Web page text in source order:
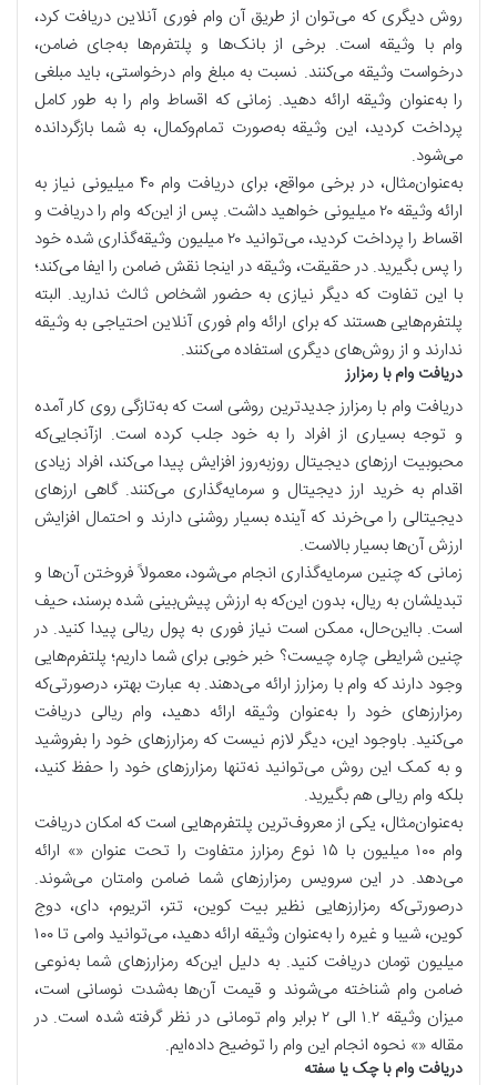
روش دیگری که می‌توان از طریق آن وام فوری آنلاین دریافت کرد،
وام با وثیقه است. برخی از بانک‌ها و پلتفرم‌ها به‌جای ضامن،
درخواست وثیقه می‌کنند. نسبت به مبلغ وام درخواستی، باید مبلغی
را به‌عنوان وثیقه ارائه دهید. زمانی که اقساط وام را به طور کامل
پرداخت کردید، این وثیقه به‌صورت تمام‌وکمال، به شما بازگردانده
می‌شود.
به‌عنوان‌مثال، در برخی مواقع، برای دریافت وام ۴۰ میلیونی نیاز به
ارائه وثیقه ۲۰ میلیونی خواهید داشت. پس از این‌که وام را دریافت و
اقساط را پرداخت کردید، می‌توانید ۲۰ میلیون وثیقه‌گذاری شده خود
را پس بگیرید. در حقیقت، وثیقه در اینجا نقش ضامن را ایفا می‌کند؛
با این تفاوت که دیگر نیازی به حضور اشخاص ثالث ندارید. البته
پلتفرم‌هایی هستند که برای ارائه وام فوری آنلاین احتیاجی به وثیقه
ندارند و از روش‌های دیگری استفاده می‌کنند.
دریافت وام با رمزارز
دریافت وام با رمزارز جدیدترین روشی است که به‌تازگی روی کار آمده
و توجه بسیاری از افراد را به خود جلب کرده است. ازآنجایی‌که
محبوبیت ارزهای دیجیتال روزبه‌روز افزایش پیدا می‌کند، افراد زیادی
اقدام به خرید ارز دیجیتال و سرمایه‌گذاری می‌کنند. گاهی ارزهای
دیجیتالی را می‌خرند که آینده بسیار روشنی دارند و احتمال افزایش
ارزش آن‌ها بسیار بالاست.
زمانی که چنین سرمایه‌گذاری انجام می‌شود، معمولاً فروختن آن‌ها و
تبدیلشان به ریال، بدون این‌که به ارزش پیش‌بینی شده برسند، حیف
است. بااین‌حال، ممکن است نیاز فوری به پول ریالی پیدا کنید. در
چنین شرایطی چاره چیست؟ خبر خوبی برای شما داریم؛ پلتفرم‌هایی
وجود دارند که وام با رمزارز ارائه می‌دهند. به عبارت بهتر، درصورتی‌که
رمزارزهای خود را به‌عنوان وثیقه ارائه دهید، وام ریالی دریافت
می‌کنید. باوجود این، دیگر لازم نیست که رمزارزهای خود را بفروشید
و به کمک این روش می‌توانید نه‌تنها رمزارزهای خود را حفظ کنید،
بلکه وام ریالی هم بگیرید.
به‌عنوان‌مثال، یکی از معروف‌ترین پلتفرم‌هایی است که امکان دریافت
وام ۱۰۰ میلیون با ۱۵ نوع رمزارز متفاوت را تحت عنوان «» ارائه
می‌دهد. در این سرویس رمزارزهای شما ضامن وامتان می‌شوند.
درصورتی‌که رمزارز‌هایی نظیر بیت کوین، تتر، اتریوم، دای، دوج
کوین، شیبا و غیره را به‌عنوان وثیقه ارائه دهید، می‌توانید وامی تا ۱۰۰
میلیون تومان دریافت کنید. به دلیل این‌که رمزارزهای شما به‌نوعی
ضامن وام شناخته می‌شوند و قیمت آن‌ها به‌شدت نوسانی است،
میزان وثیقه ۱.۲ الی ۲ برابر وام تومانی در نظر گرفته شده است. در
مقاله «» نحوه انجام این وام را توضیح داده‌ایم.
دریافت وام با چک یا سفته